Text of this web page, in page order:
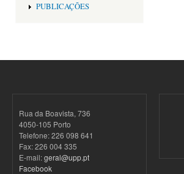
PUBLICAÇÕES
Rua da Boavista, 736
4050-105 Porto
Telefone: 226 098 641
Fax: 226 004 335
E-mail:geral@upp.pt
Facebook